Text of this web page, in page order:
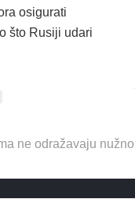
osigurati
što Rusiji udari
ne odražavaju nužno